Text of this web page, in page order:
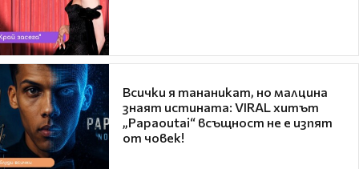
Всички я тананикат, но малцина
знаят истината: VIRAL хитът
„Papaoutai“ всъщност не е изпят
от човек!